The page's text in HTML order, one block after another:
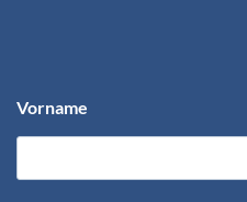
Vorname